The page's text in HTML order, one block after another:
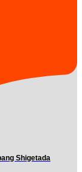
Shigetada